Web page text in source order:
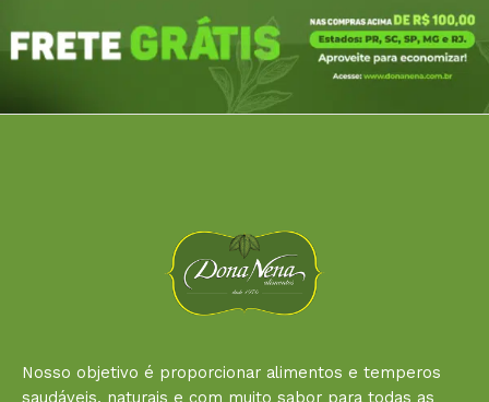
Nosso objetivo é proporcionar alimentos e temperos
saudáveis, naturais e com muito sabor para todas as